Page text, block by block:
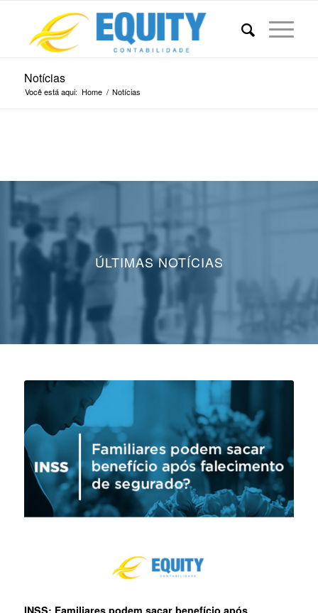
Notícias
Você está aqui: Home / Notícias
ÚLTIMAS NOTÍCIAS
INSS: Familiares podem sacar benefício após